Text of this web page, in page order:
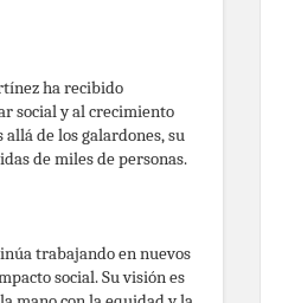
ha recibido
social y al crecimiento
de los galardones, su
de miles de personas.
trabajando en nuevos
social. Su visión es